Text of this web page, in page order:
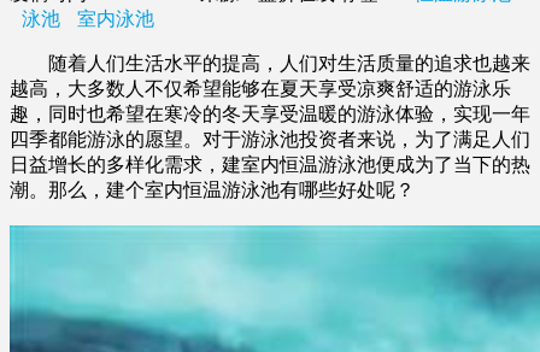
泳池
室内泳池
随着人们生活水平的提高，人们对生活质量的追求也越来
越高，大多数人不仅希望能够在夏天享受凉爽舒适的游泳乐
趣，同时也希望在寒冷的冬天享受温暖的游泳体验，实现一年
四季都能游泳的愿望。对于游泳池投资者来说，为了满足人们
日益增长的多样化需求，建室内恒温游泳池便成为了当下的热
潮。那么，建个室内恒温游泳池有哪些好处呢？